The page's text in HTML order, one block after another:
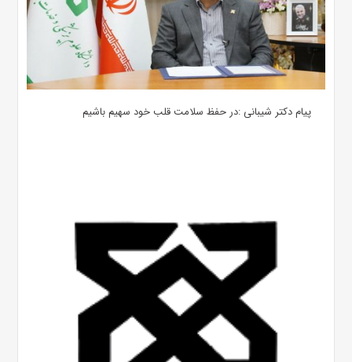
پیام دکتر شیبانی :در حفظ سلامت قلب خود سهیم باشیم